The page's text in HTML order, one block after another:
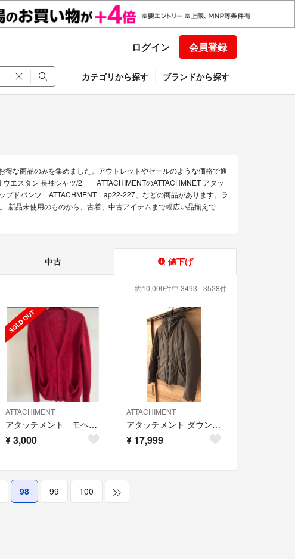
ログイン 会員登録
カテゴリから探す ブランドから探す
な商品のみを集めました。アウトレットやセールのような価格で通
エスタン 長袖シャツ/2」「ATTACHIMENTのATTACHMNET アタッ
プドパンツ ATTACHMENT ap22-227」などの商品があります。ラ
新品未使用のものから、古着、中古アイテムまで幅広い品揃えで
中古 値下げ
約10,000件中 3493 - 3528件
ATTACHIMENT
アタッチメント モヘアカーディガン
¥3,000
ATTACHIMENT
アタッチメント ダウン 止水 3レイヤー ジャケット ブーツ ニット ブルゾン
¥ 17,999
98 99 100